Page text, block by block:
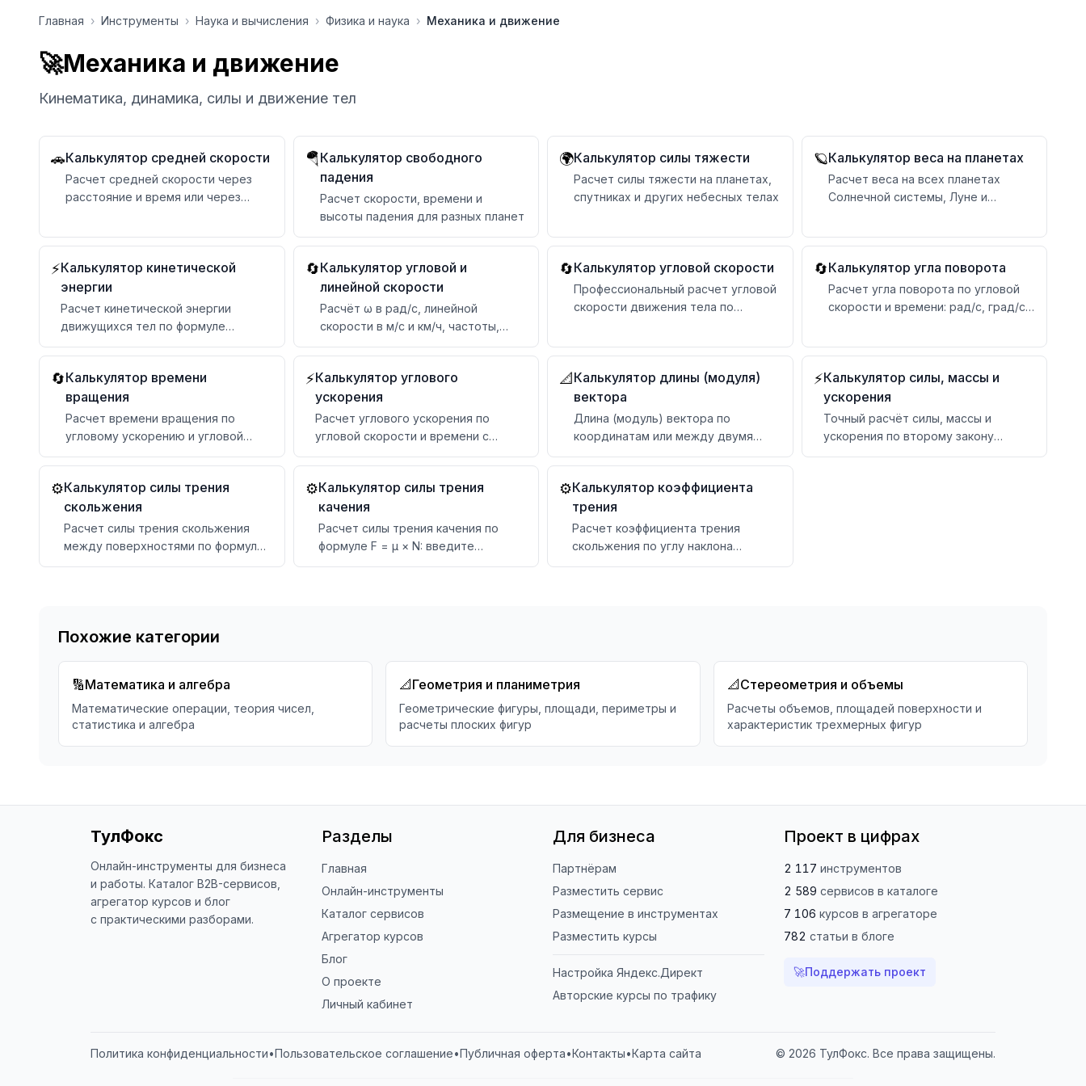
Главная › Инструменты › Наука и вычисления › Физика и наука › Механика и движение
🚀Механика и движение
Кинематика, динамика, силы и движение тел
🚗Калькулятор средней скорости
Расчет средней скорости через
расстояние и время или через
🪂Калькулятор свободного
падения
Расчет скорости, времени и
высоты падения для разных планет
🌍Калькулятор силы тяжести
Расчет силы тяжести на планетах,
спутниках и других небесных телах
🪐Калькулятор веса на планетах
Расчет веса на всех планетах
Солнечной системы, Луне и
⚡Калькулятор кинетической
энергии
Расчет кинетической энергии
движущихся тел по формуле
E=½mv²
🔄Калькулятор угловой и
линейной скорости
Расчёт ω в рад/с, линейной
скорости в м/с и км/ч, частоты,
периода и центростремительного
по целевой скорости
🔄Калькулятор угловой скорости
Профессиональный расчет угловой
скорости движения тела по
🔄Калькулятор угла поворота
Расчет угла поворота по угловой
скорости и времени: рад/с, град/с
🔄Калькулятор времени
вращения
Расчет времени вращения по
угловому ускорению и угловой
скорости с конвертацией единиц
⚡Калькулятор углового
ускорения
Расчет углового ускорения по
угловой скорости и времени с
результатом в рад/с² и °/с²
📐 Калькулятор длины (модуля)
вектора
Длина (модуль) вектора по
координатам или между двумя
точками, в 2D и 3D — с формулой,
⚡Калькулятор силы, массы и
ускорения
Точный расчёт силы, массы и
ускорения по второму закону
Ньютона — для физики, учёбы и
⚙️Калькулятор силы трения
скольжения
Расчет силы трения скольжения
между поверхностями по формуле
F=μ×N
⚙️Калькулятор силы трения
качения
Расчет силы трения качения по
формуле F = μ × N: введите
нормальную силу и безразмерный
⚙️Калькулятор коэффициента
трения
Расчет коэффициента трения
скольжения по углу наклона
плоскости с справочными данными
Похожие категории
🔢Математика и алгебра
Математические операции, теория чисел,
статистика и алгебра
📐 Геометрия и планиметрия
Геометрические фигуры, площади, периметры и
расчеты плоских фигур
📐 Стереометрия и объемы
Расчеты объемов, площадей поверхности и
характеристик трехмерных фигур
ТулФокс
Онлайн-инструменты для бизнеса
и работы. Каталог B2B-сервисов,
агрегатор курсов и блог
с практическими разборами.
Разделы
Главная
Онлайн-инструменты
Каталог сервисов
Агрегатор курсов
Блог
О проекте
Личный кабинет
Для бизнеса
Партнёрам
Разместить сервис
Размещение в инструментах
Разместить курсы
Настройка Яндекс.Директ
Авторские курсы по трафику
Проект в цифрах
2 117 инструментов
2 589 сервисов в каталоге
7 106 курсов в агрегаторе
782 статьи в блоге
🚀Поддержать проект
Политика конфиденциальности•Пользовательское соглашение•Публичная оферта•Контакты•Карта сайта © 2026 ТулФокс. Все права защищены.